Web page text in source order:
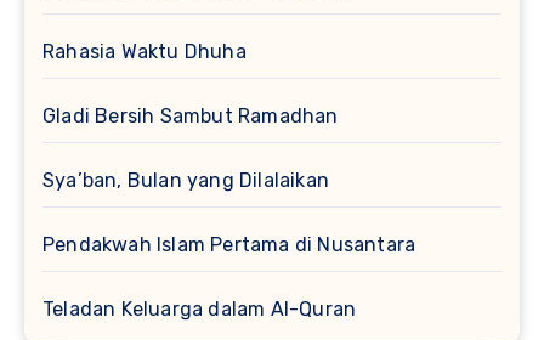
Rahasia Waktu Dhuha
Gladi Bersih Sambut Ramadhan
Sya’ban, Bulan yang Dilalaikan
Pendakwah Islam Pertama di Nusantara
Teladan Keluarga dalam Al-Quran